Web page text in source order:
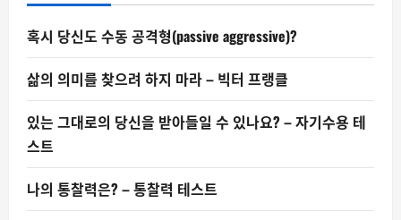
혹시 당신도 수동 공격형(passive aggressive)?
삶의 의미를 찾으려 하지 마라 – 빅터 프랭클
있는 그대로의 당신을 받아들일 수 있나요? – 자기수용 테
스트
나의 통찰력은? – 통찰력 테스트